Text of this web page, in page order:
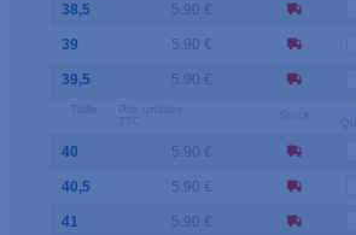
38,5 5.90 €
39 5.90 €
39,5 5.90 €
40 5.90 €
40,5 5.90 €
41 5.90 €